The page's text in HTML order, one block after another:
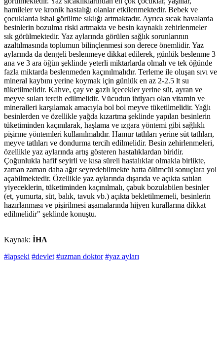
hamileler ve kronik hastalığı olanlar etkilenmektedir. Bebek ve
çocuklarda ishal görülme sıklığı artmaktadır. Ayrıca sıcak havalarda
besinlerin bozulma riski artmakta ve besin kaynaklı zehirlenmeler
sık görülmektedir. Yaz aylarında görülen sağlık sorunlarının
azaltılmasında toplumun bilinçlenmesi son derece önemlidir. Yaz
aylarında da dengeli beslenmeye dikkat edilerek, günlük beslenme 3
ana ve 3 ara öğün şeklinde yeterli miktarlarda olmalı ve tek öğünde
fazla miktarda beslenmeden kaçınılmalıdır. Terleme ile oluşan sıvı ve
mineral kaybını yerine koymak için günlük en az 2-2.5 lt su
tüketilmelidir. Kahve, çay ve gazlı içecekler yerine süt, ayran ve
meyve suları tercih edilmelidir. Vücudun ihtiyacı olan vitamin ve
mineralleri karşılamak amacıyla bol bol meyve tüketilmelidir. Yağlı
besinlerden ve özellikle yağda kızartma şeklinde yapılan besinlerin
tüketiminden kaçınılarak, haşlama ve ızgara yöntemi gibi sağlıklı
pişirme yöntemleri kullanılmalıdır. Hamur tatlıları yerine süt tatlıları,
meyve tatlıları ve dondurma tercih edilmelidir. Besin zehirlenmeleri,
özellikle yaz aylarında artış gösteren hastalıklardan biridir.
Çoğunlukla hafif seyirli ve kısa süreli hastalıklar olmakla birlikte,
zaman zaman daha ağır seyredebilmekte hatta ölümcül sonuçlara yol
açabilmektedir. Özellikle yaz aylarında dışarıda ve açıkta satılan
yiyeceklerin, tüketiminden kaçınılmalı, çabuk bozulabilen besinler
(et, yumurta, süt, balık, tavuk vb.) açıkta bekletilmemeli, besinlerin
hazırlanması ve pişirilmesi aşamalarında hijyen kurallarına dikkat
edilmelidir" şeklinde konuştu.
Kaynak: İHA
#lapseki #devlet #uzman doktor #yaz ayları